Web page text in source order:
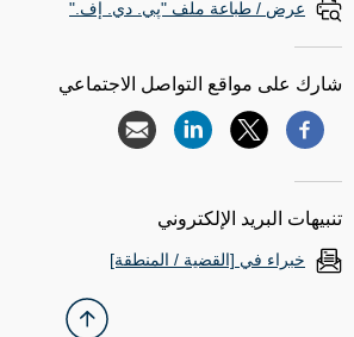
عرض / طباعة ملف "پي. دي. إف."
شارك على مواقع التواصل الاجتماعي
تنبيهات البريد الإلكتروني
خبراء في [القضية / المنطقة]